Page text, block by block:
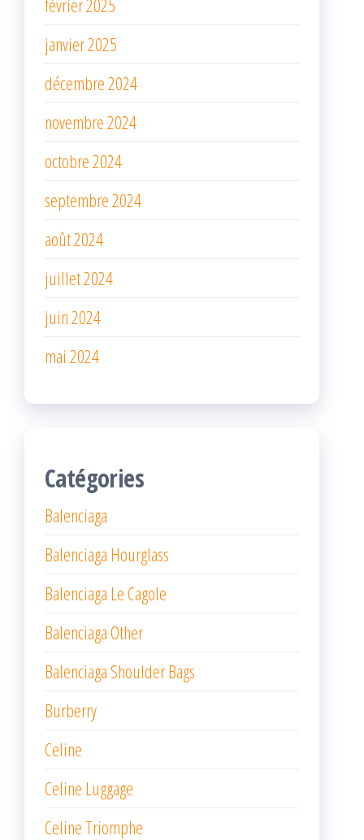
février 2025
janvier 2025
décembre 2024
novembre 2024
octobre 2024
septembre 2024
août 2024
juillet 2024
juin 2024
mai 2024
Catégories
Balenciaga
Balenciaga Hourglass
Balenciaga Le Cagole
Balenciaga Other
Balenciaga Shoulder Bags
Burberry
Celine
Celine Luggage
Celine Triomphe